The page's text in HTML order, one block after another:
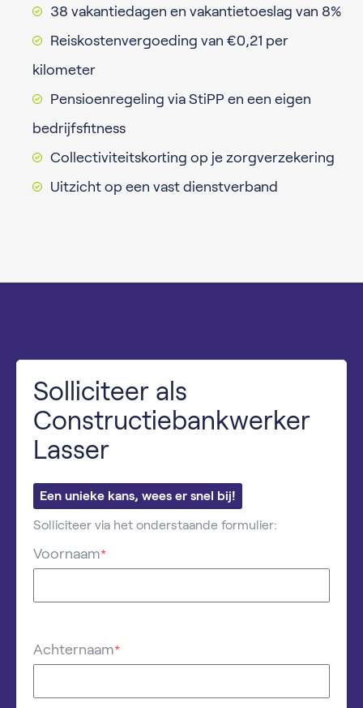
38 vakantiedagen en vakantietoeslag van 8%
Reiskostenvergoeding van €0,21 per
kilometer
Pensioenregeling via StiPP en een eigen
bedrijfsfitness
Collectiviteitskorting op je zorgverzekering
Uitzicht op een vast dienstverband
Solliciteer als
Constructiebankwerker
Lasser
Een unieke kans, wees er snel bij!
Solliciteer via het onderstaande formulier:
Voornaam*
Achternaam*